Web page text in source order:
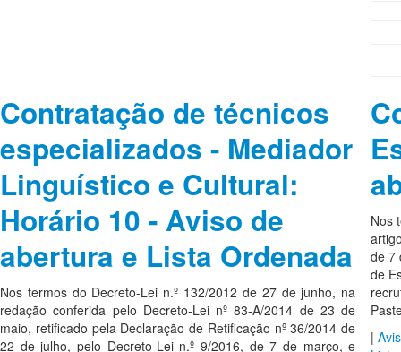
Contratação de técnicos
especializados - Mediador
Linguístico e Cultural:
Horário 10 - Aviso de
abertura e Lista Ordenada
Nos termos do Decreto-Lei n.º 132/2012 de 27 de junho, na
redação conferida pelo Decreto-Lei nº 83-A/2014 de 23 de
maio, retificado pela Declaração de Retificação nº 36/2014 de
22 de julho, pelo Decreto-Lei n.º 9/2016, de 7 de março, e
Nos
de 7
de
|